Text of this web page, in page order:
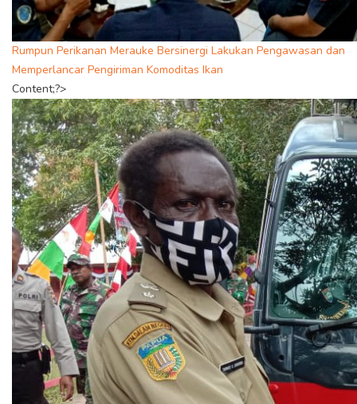
Rumpun Perikanan Merauke Bersinergi Lakukan Pengawasan dan
Memperlancar Pengiriman Komoditas Ikan
Content;?>